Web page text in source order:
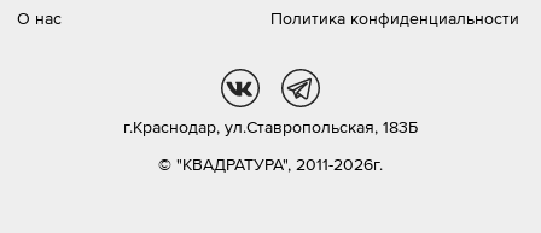
О нас
Политика конфиденциальности
© "КВАДРАТУРА", 2011-2026г.
г.Краснодар, ул.Ставропольская, 183Б
vk